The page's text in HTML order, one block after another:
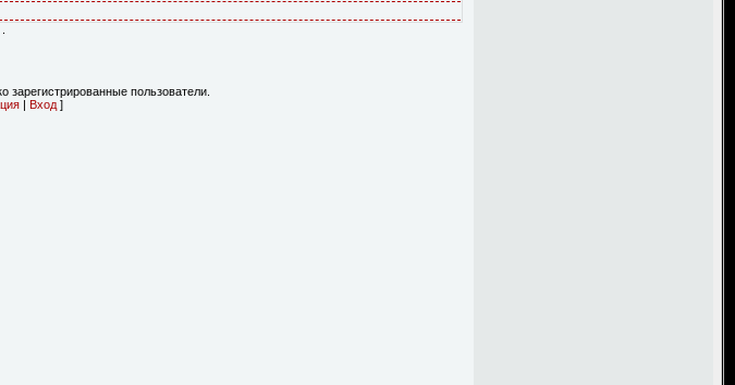
зарегистрированные пользователи.
| Вход ]